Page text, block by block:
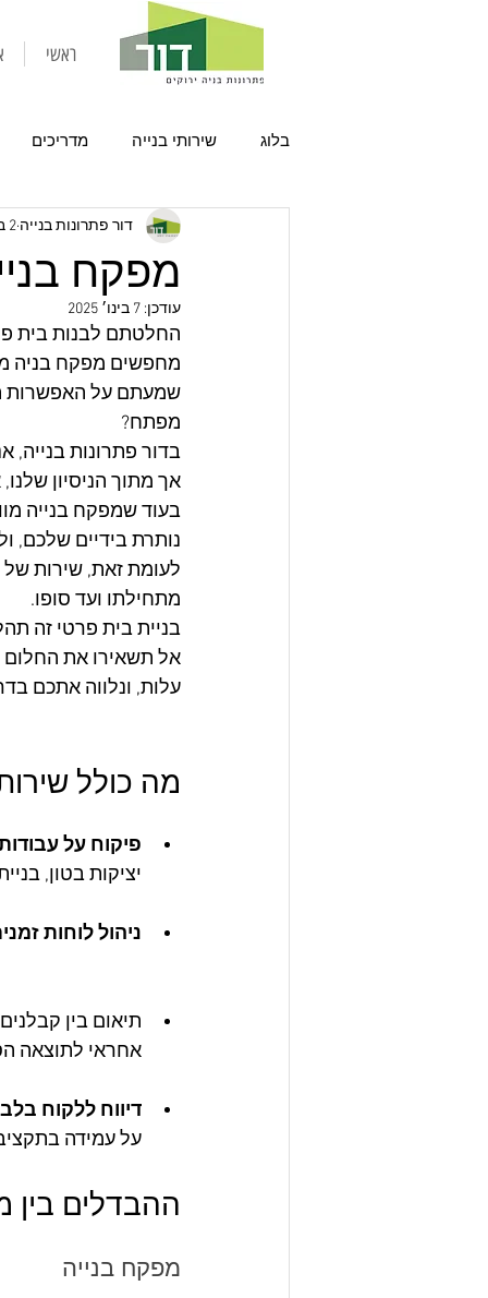
ראשי
בלוג שירותי בנייה מדריכים
מפקח
דור פתרונות בנייה 2 בינו׳ 2025
עודכן: 7 בינו׳ 2025
החלטתם לבנות בית
מחפשים מפקח בניה
שמעתם על האפשרות
מפתח?
בדור פתרונות בנייה,
אך מתוך הניסיון
בעוד שמפקח בנייה
נותרת בידיים שלכם,
לעומת זאת, שירות
מתחילתו ועד סופו.
בניית בית פרטי זה
אל תשאירו את החלום
עלות, ונלווה אתכם
מה כולל
פיקוח על
יציקות בטון,
ניהול לוחות
תיאום בין
אחראי לתוצאה
דיווח ללקוח
על עמידה
ההבדלים
מפקח בנייה